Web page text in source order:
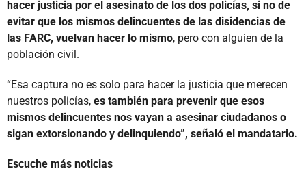
hacer justicia por el asesinato de los dos policías, si no de
evitar que los mismos delincuentes de las disidencias de
las FARC, vuelvan hacer lo mismo, pero con alguien de la
población civil.
“Esa captura no es solo para hacer la justicia que merecen
nuestros policías, es también para prevenir que esos
mismos delincuentes nos vayan a asesinar ciudadanos o
sigan extorsionando y delinquiendo”, señaló el mandatario.
Escuche más noticias